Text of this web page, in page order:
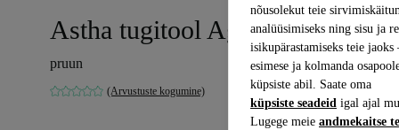
nõusolekut teie
analüüsimiseks ning sisu ja
isikupärastamiseks teie
esimese ja kolmanda
küpsiste abil. Saate oma
küpsiste seadeid igal ajal
Lugege meie andmekaitse
Astha tugitool Agnes Brown
pruun
(Arvustuste kogumine)